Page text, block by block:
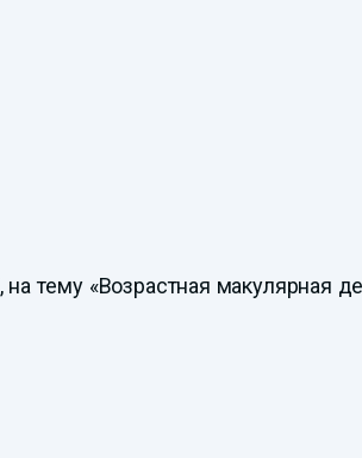
тему «Возрастная макулярная